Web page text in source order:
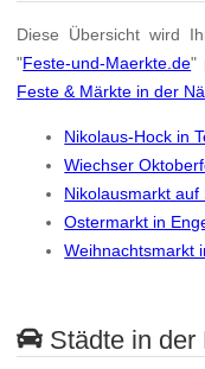
Diese Übersicht wird
"Feste-und-Maerkte.de"
Feste & Märkte in der
Nikolaus-Hock in
Wiechser
Nikolausmarkt auf
Ostermarkt in
Weihnachtsmarkt
Städte in der